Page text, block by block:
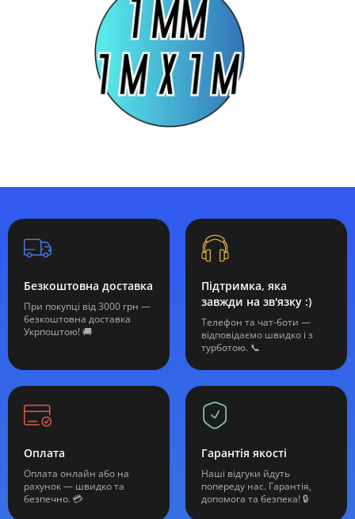
Безкоштовна доставка
При покупці від 3000 грн —
безкоштовна доставка
Укрпоштою! 🚚
Підтримка, яка
завжди на зв'язку :)
Телефон та чат-боти —
відповідаємо швидко і з
турботою. 📞
Оплата
Оплата онлайн або на
рахунок — швидко та
безпечно. 💳
Гарантія якості
Наші відгуки йдуть
попереду нас. Гарантія,
допомога та безпека! 🔒